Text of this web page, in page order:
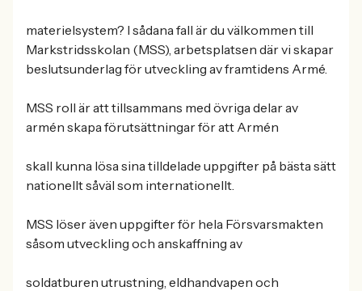
materielsystem? I sådana fall är du välkommen till
Markstridsskolan (MSS), arbetsplatsen där vi skapar
beslutsunderlag för utveckling av framtidens Armé.
MSS roll är att tillsammans med övriga delar av
armén skapa förutsättningar för att Armén
skall kunna lösa sina tilldelade uppgifter på bästa sätt
nationellt såväl som internationellt.
MSS löser även uppgifter för hela Försvarsmakten
såsom utveckling och anskaffning av
soldatburen utrustning, eldhandvapen och